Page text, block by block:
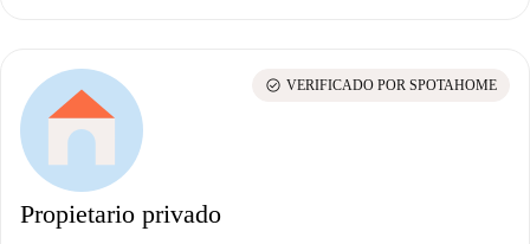
Propietario privado
check_circle VERIFICADO POR SPOTAHOME